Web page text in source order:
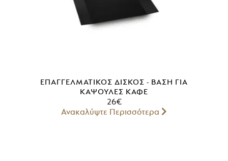
ΕΠΑΓΓΕΛΜΑΤΙΚΌΣ ΔΊΣΚΟΣ - ΒΆΣΗ ΓΙΑ
ΚΆΨΟΥΛΕΣ ΚΑΦΈ
26€
Ανακαλύψτε Περισσότερα